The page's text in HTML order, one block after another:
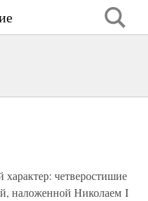
четверостишие
наложенной Николаем I